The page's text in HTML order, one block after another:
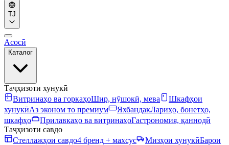
TJ
Асосӣ
Каталог
Таҷҳизоти хунукӣ
Витринаҳо ва горкаҳоШир, нӯшокӣ, мева
Шкафҳои
хунукӣАз эконом то премиум ЯхбандакЛариҳо, бонетҳо,
шкафҳо
Прилавкаҳо ва витринаҳоГастрономия, қаннодӣ
Таҷҳизоти савдо
Стеллажҳои савдо4 бренд + махсус Мизҳои хунукӣБарои